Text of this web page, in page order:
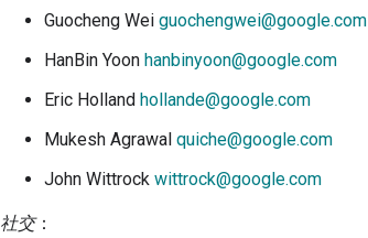
Guocheng Wei guochengwei@google.com
HanBin Yoon hanbinyoon@google.com
Eric Holland hollande@google.com
Mukesh Agrawal quiche@google.com
John Wittrock wittrock@google.com
社交：